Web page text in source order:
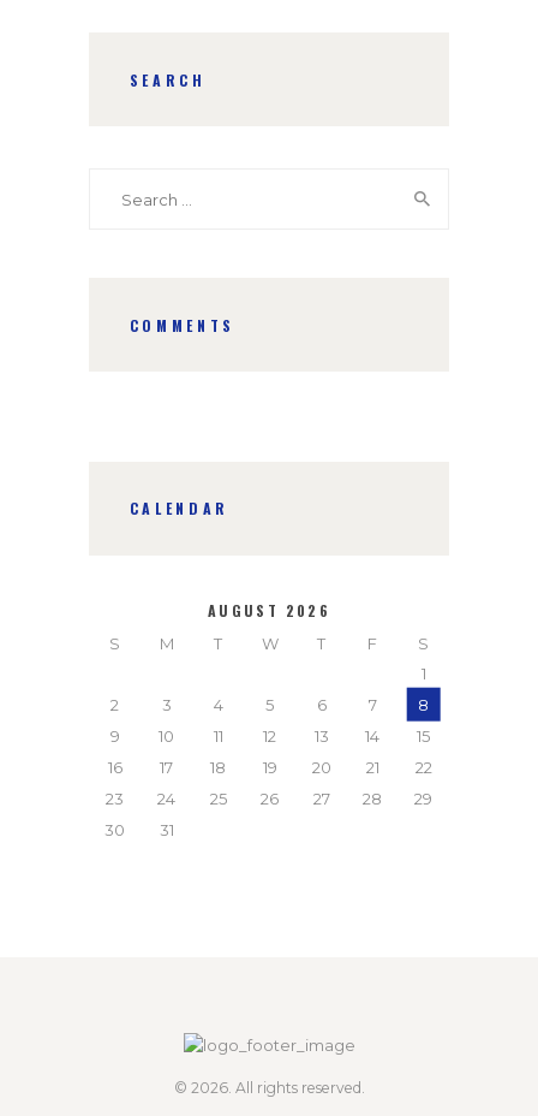
SEARCH
COMMENTS
CALENDAR
AUGUST 2026
S M T W T F
S
1
2
3 4 5 6 7
8
9
10 11 12 13 14
15
16
17 18 19 20 21
22
23
24 25 26 27 28
29
30
31
© 2026. All rights reserved.